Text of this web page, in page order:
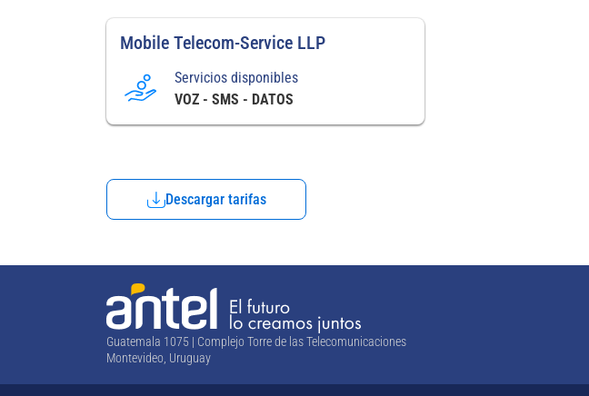
Mobile Telecom-Service LLP
Servicios disponibles
VOZ - SMS - DATOS
Descargar tarifas
Guatemala 1075 | Complejo Torre de las Telecomunicaciones
Montevideo, Uruguay